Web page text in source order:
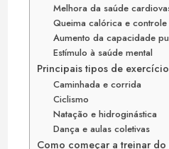
Melhora da saúde
Queima calórica e
Aumento da capacidade
Estímulo à saúde mental
Principais tipos de
Caminhada e corrida
Ciclismo
Natação e hidroginástica
Dança e aulas coletivas
Como começar a treinar